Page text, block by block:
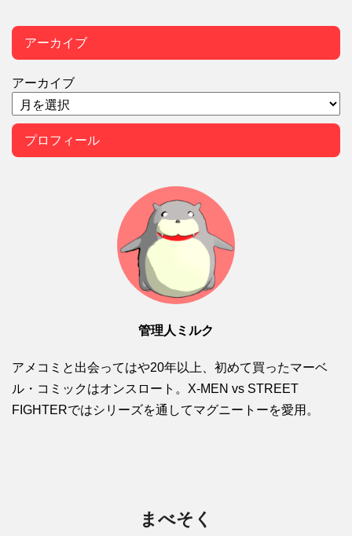
アーカイブ
アーカイブ
プロフィール
管理人ミルク
アメコミと出会ってはや20年以上、初めて買ったマーベ
ル・コミックはオンスロート。X-MEN vs STREET
FIGHTERではシリーズを通してマグニートーを愛用。
まべそく